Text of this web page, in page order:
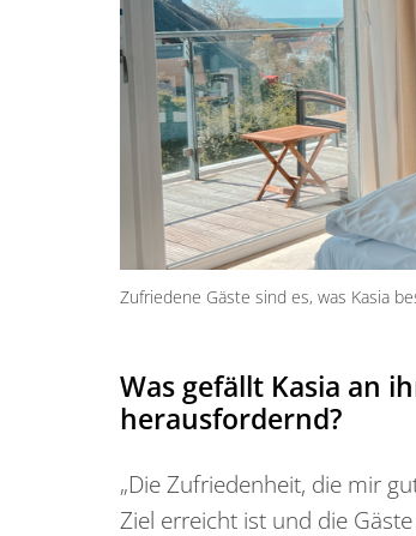
Zufriedene Gäste sind es, was Kasia
Was gefällt Kasia an
herausfordernd?
„Die Zufriedenheit, die mir
Ziel erreicht ist und die